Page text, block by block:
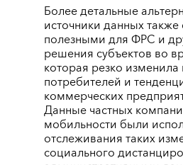
Более детальные
источники данных также
полезными для ФРС и
решения субъектов во
которая резко
потребителей и
коммерческих
Данные частных
мобильности были
отслеживания таких
социального